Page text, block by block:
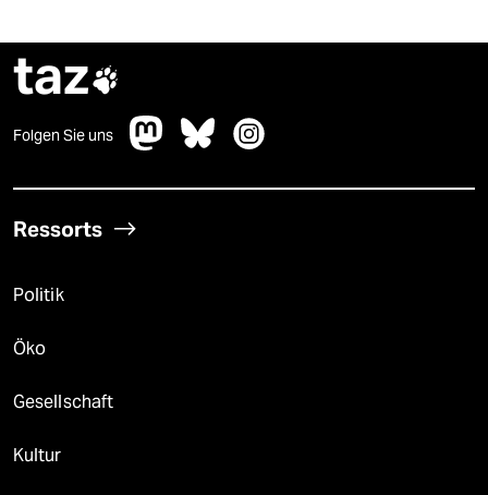
taz
Folgen Sie uns
Ressorts
Politik
Öko
Gesellschaft
Kultur